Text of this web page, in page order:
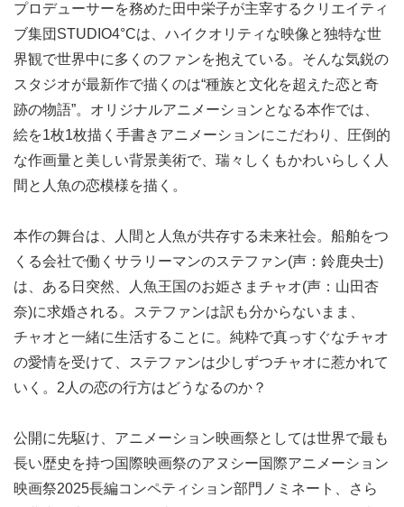
プロデューサーを務めた田中栄子が主宰するクリエイティ
ブ集団STUDIO4°Cは、ハイクオリティな映像と独特な世
界観で世界中に多くのファンを抱えている。そんな気鋭の
スタジオが最新作で描くのは“種族と文化を超えた恋と奇
跡の物語”。オリジナルアニメーションとなる本作では、
絵を1枚1枚描く手書きアニメーションにこだわり、圧倒的
な作画量と美しい背景美術で、瑞々しくもかわいらしく人
間と人魚の恋模様を描く。
本作の舞台は、人間と人魚が共存する未来社会。船舶をつ
くる会社で働くサラリーマンのステファン(声：鈴鹿央士)
は、ある日突然、人魚王国のお姫さまチャオ(声：山田杏
奈)に求婚される。ステファンは訳も分からないまま、
チャオと一緒に生活することに。純粋で真っすぐなチャオ
の愛情を受けて、ステファンは少しずつチャオに惹かれて
いく。2人の恋の行方はどうなるのか？
公開に先駆け、アニメーション映画祭としては世界で最も
長い歴史を持つ国際映画祭のアヌシー国際アニメーション
映画祭2025長編コンペティション部門ノミネート、さら